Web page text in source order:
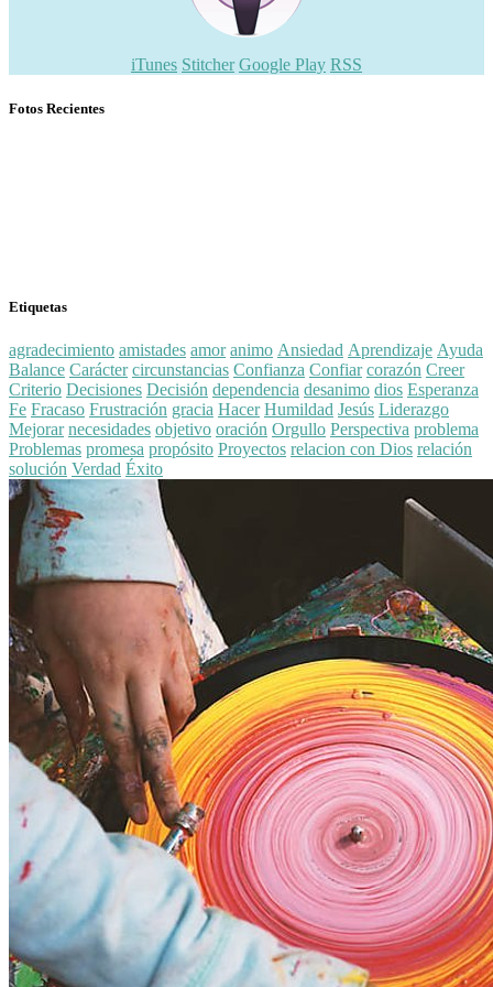
iTunes Stitcher Google Play RSS
Fotos Recientes
Etiquetas
agradecimiento amistades amor animo Ansiedad Aprendizaje Ayuda
Balance Carácter circunstancias Confianza Confiar corazón Creer
Criterio Decisiones Decisión dependencia desanimo dios Esperanza
Fe Fracaso Frustración gracia Hacer Humildad Jesús Liderazgo
Mejorar necesidades objetivo oración Orgullo Perspectiva problema
Problemas promesa propósito Proyectos relacion con Dios relación
solución Verdad Éxito